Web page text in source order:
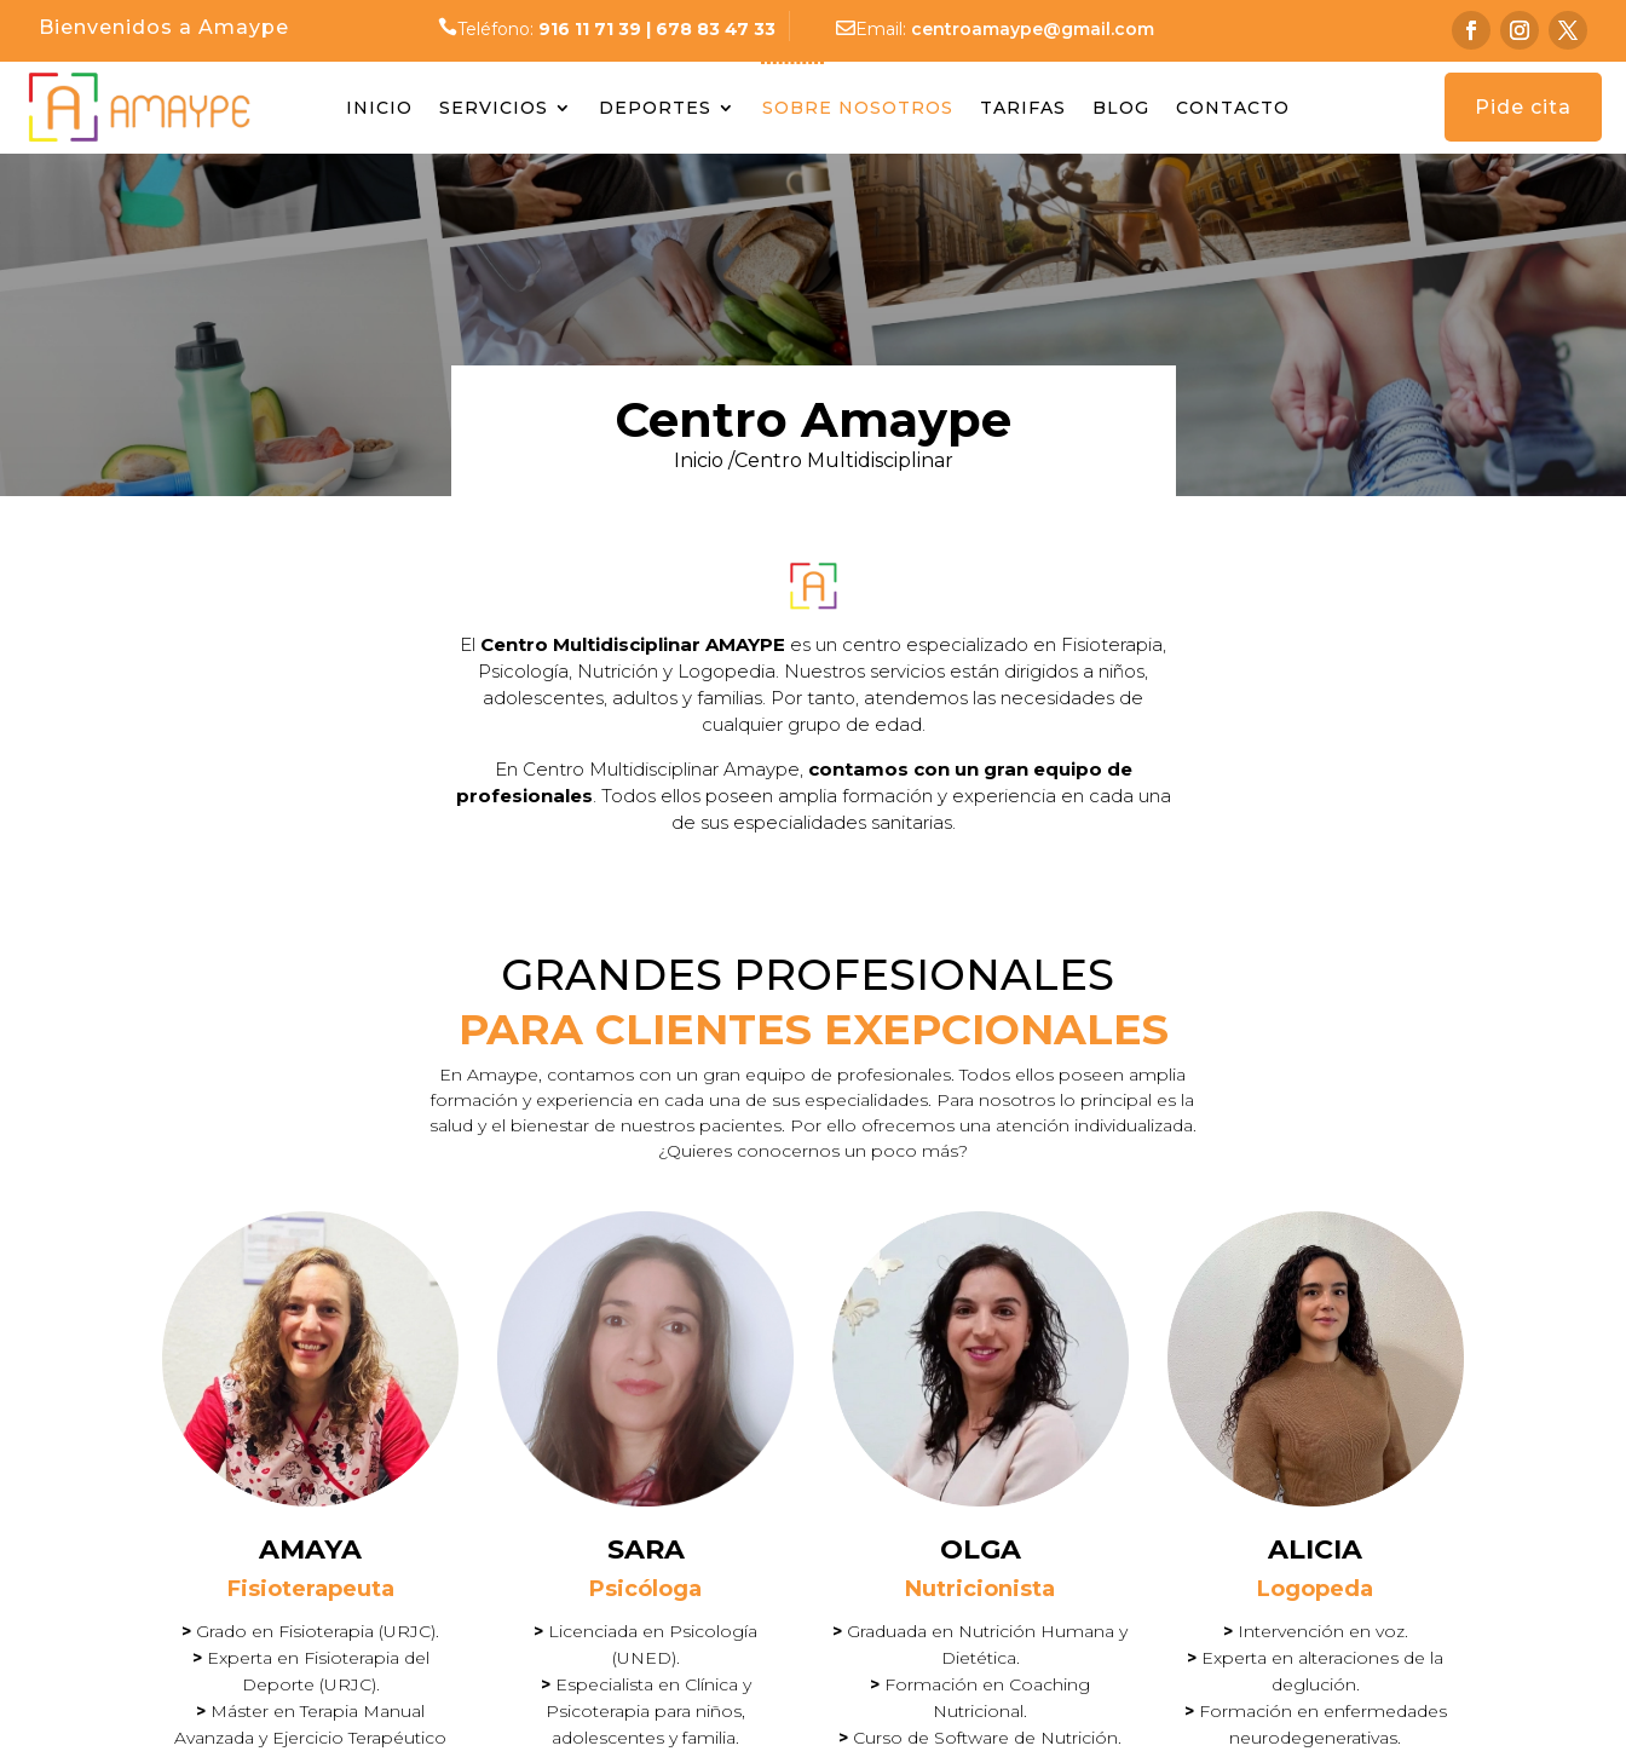
Bienvenidos a Amaype Teléfono: 916 11 71 39 | 678 83 47 33 Email: centroamaype@gmail.com
INICIO SERVICIOS DEPORTES SOBRE NOSOTROS TARIFAS BLOG CONTACTO Pide cita
Centro Amaype
Inicio /Centro Multidisciplinar
El Centro Multidisciplinar AMAYPE es un centro especializado en Fisioterapia,
Psicología, Nutrición y Logopedia. Nuestros servicios están dirigidos a niños,
adolescentes, adultos y familias. Por tanto, atendemos las necesidades de
cualquier grupo de edad.
En Centro Multidisciplinar Amaype, contamos con un gran equipo de
profesionales. Todos ellos poseen amplia formación y experiencia en cada una
de sus especialidades sanitarias.
GRANDES PROFESIONALES
PARA CLIENTES EXEPCIONALES
En Amaype, contamos con un gran equipo de profesionales. Todos ellos poseen amplia
formación y experiencia en cada una de sus especialidades. Para nosotros lo principal es la
salud y el bienestar de nuestros pacientes. Por ello ofrecemos una atención individualizada.
¿Quieres conocernos un poco más?
AMAYA
Fisioterapeuta
> Grado en Fisioterapia (URJC).
>Experta en Fisioterapia del
Deporte (URJC).
> Máster en Terapia Manual
Avanzada y Ejercicio Terapéutico
SARA
Psicóloga
> Licenciada en Psicología
(UNED).
>Especialista en Clínica y
Psicoterapia para niños,
adolescentes y familia.
OLGA
Nutricionista
> Graduada en Nutrición Humana y
Dietética.
> Formación en Coaching
Nutricional.
> Curso de Software de Nutrición.
ALICIA
Logopeda
> Intervención en voz.
> Experta en alteraciones de la
deglución.
> Formación en enfermedades
neurodegenerativas.